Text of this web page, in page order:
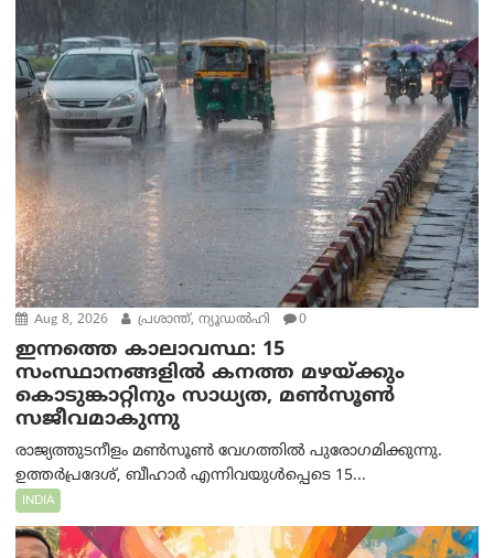
Aug 8, 2026 പ്രശാന്ത്, ന്യൂഡല്‍ഹി 0
ഇന്നത്തെ കാലാവസ്ഥ: 15
സംസ്ഥാനങ്ങളിൽ കനത്ത മഴയ്ക്കും
കൊടുങ്കാറ്റിനും സാധ്യത, മൺസൂൺ
സജീവമാകുന്നു
രാജ്യത്തുടനീളം മൺസൂൺ വേഗത്തിൽ പുരോഗമിക്കുന്നു.
ഉത്തർപ്രദേശ്, ബീഹാർ എന്നിവയുൾപ്പെടെ 15...
INDIA